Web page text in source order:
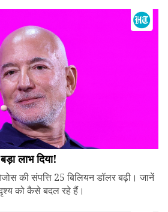
लाभ दिया!
की संपत्ति 25 बिलियन डॉलर बढ़ी। जानें
को कैसे बदल रहे हैं।